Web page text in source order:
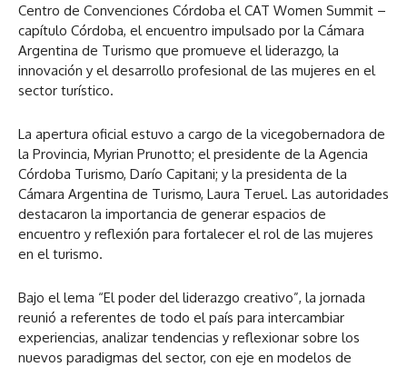
Centro de Convenciones Córdoba el CAT Women Summit –
capítulo Córdoba, el encuentro impulsado por la Cámara
Argentina de Turismo que promueve el liderazgo, la
innovación y el desarrollo profesional de las mujeres en el
sector turístico.
La apertura oficial estuvo a cargo de la vicegobernadora de
la Provincia, Myrian Prunotto; el presidente de la Agencia
Córdoba Turismo, Darío Capitani; y la presidenta de la
Cámara Argentina de Turismo, Laura Teruel. Las autoridades
destacaron la importancia de generar espacios de
encuentro y reflexión para fortalecer el rol de las mujeres
en el turismo.
Bajo el lema “El poder del liderazgo creativo”, la jornada
reunió a referentes de todo el país para intercambiar
experiencias, analizar tendencias y reflexionar sobre los
nuevos paradigmas del sector, con eje en modelos de